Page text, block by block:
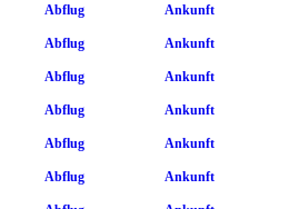
Abflug Ankunft
Abflug Ankunft
Abflug Ankunft
Abflug Ankunft
Abflug Ankunft
Abflug Ankunft